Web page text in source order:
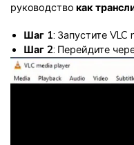
руководство как
Шаг 1: Запустите VLC
Шаг 2: Перейдите